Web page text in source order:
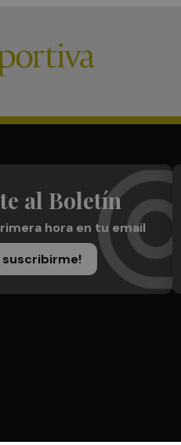
al Boletín
hora en tu email
suscribirme!